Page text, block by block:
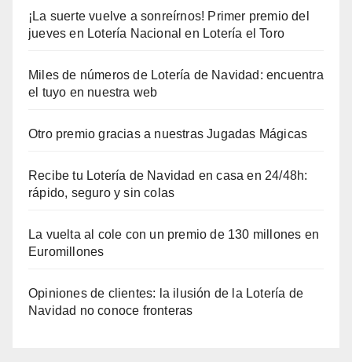
¡La suerte vuelve a sonreírnos! Primer premio del
jueves en Lotería Nacional en Lotería el Toro
Miles de números de Lotería de Navidad: encuentra
el tuyo en nuestra web
Otro premio gracias a nuestras Jugadas Mágicas
Recibe tu Lotería de Navidad en casa en 24/48h:
rápido, seguro y sin colas
La vuelta al cole con un premio de 130 millones en
Euromillones
Opiniones de clientes: la ilusión de la Lotería de
Navidad no conoce fronteras